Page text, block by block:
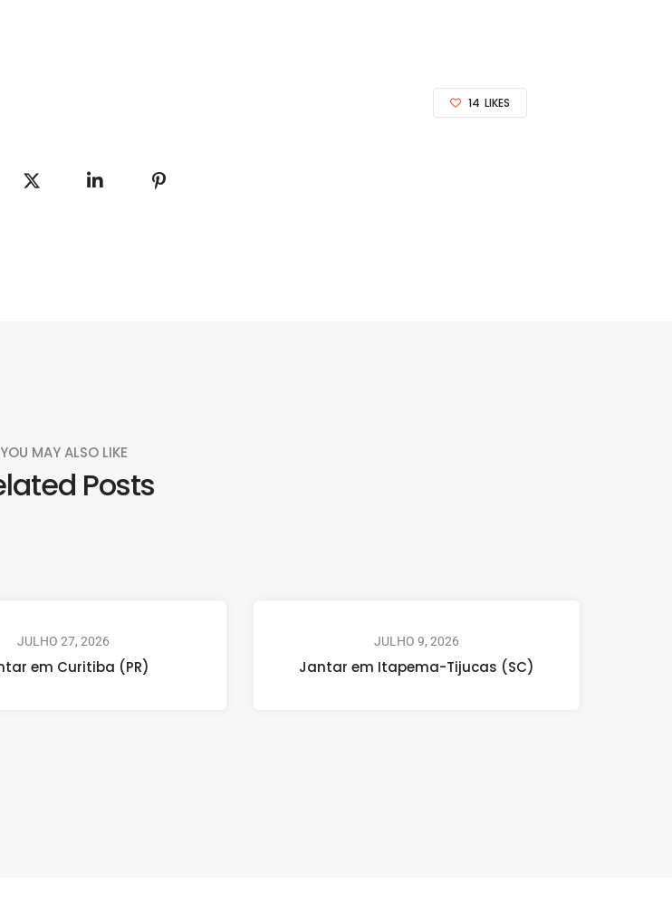
14 LIKES
YOU MAY ALSO LIKE
Posts
JULHO 27, 2026
em Curitiba (PR)
JULHO 9, 2026
Jantar em Itapema-Tijucas (SC)